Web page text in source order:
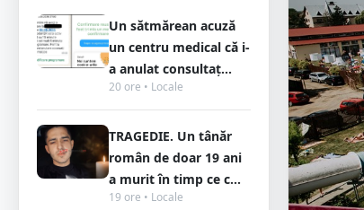
Un sătmărean acuză
un centru medical că i-
a anulat consultaț...
20 ore • Locale
TRAGEDIE. Un tânăr
român de doar 19 ani
a murit în timp ce c...
19 ore • Locale